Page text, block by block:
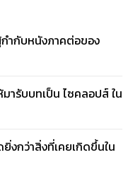
ำกับหนังภาคต่อของ
ารับบทเป็น ไซคลอปส์ ใน
งกว่าสิ่งที่เคยเกิดขึ้นใน